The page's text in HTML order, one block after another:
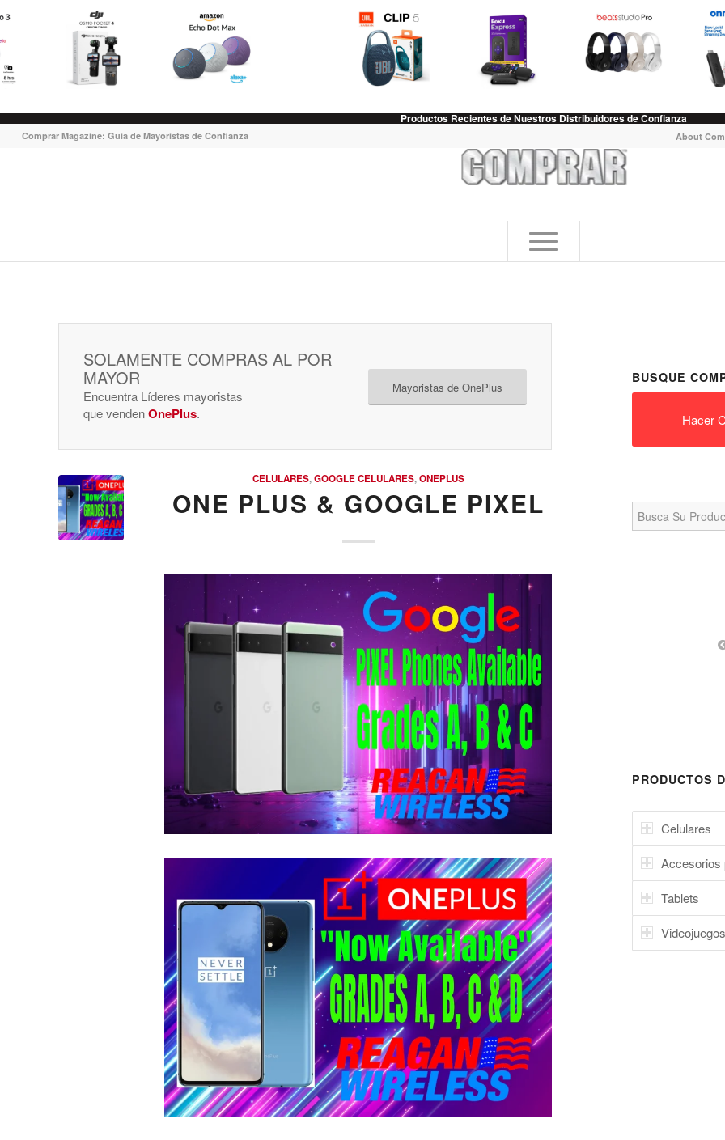
Productos Recientes de Nuestros Distribuidores de Confianza
About
Comprar Magazine: Guia de Mayoristas de Confianza
SOLAMENTE COMPRAS AL POR
MAYOR
Encuentra Líderes mayoristas
que vendenOnePlus.
Mayoristas de OnePlus
CELULARES,GOOGLE CELULARES,ONEPLUS
ONE PLUS & GOOGLE PIXEL
BUSQUE
Hacer
Search
for:
PRODUCTOS
Celulares
Accesorios
Tablets
Videojuegos